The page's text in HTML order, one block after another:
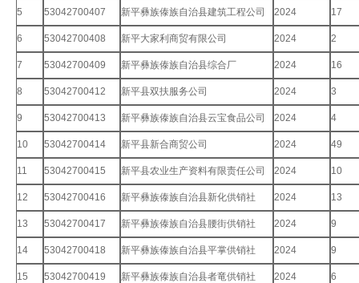
5 53042700407 新平彝族傣族自治县建筑工程公司 2024 17
6 53042700408 新平大家利商贸有限公司 2024 2
7 53042700409 新平彝族傣族自治县综合厂 2024 16
8 53042700412 新平县双扶服务公司 2024 3
9 53042700413 新平彝族傣族自治县云宝食品公司 2024 4
10 53042700414 新平县新合商贸公司 2024 49
11 53042700415 新平县农业生产资料有限责任公司 2024 10
12 53042700416 新平彝族傣族自治县新化供销社 2024 13
13 53042700417 新平彝族傣族自治县腰街供销社 2024 9
14 53042700418 新平彝族傣族自治县平掌供销社 2024 9
15 53042700419 新平彝族傣族自治县者竜供销社 2024 6